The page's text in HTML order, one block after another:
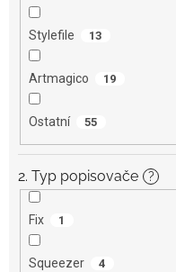
Stylefile 13
Artmagico 19
Ostatní 55
2. Typ popisovače ?
Fix 1
Squeezer 4